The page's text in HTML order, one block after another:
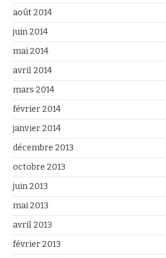
août 2014
juin 2014
mai 2014
avril 2014
mars 2014
février 2014
janvier 2014
décembre 2013
octobre 2013
juin 2013
mai 2013
avril 2013
février 2013